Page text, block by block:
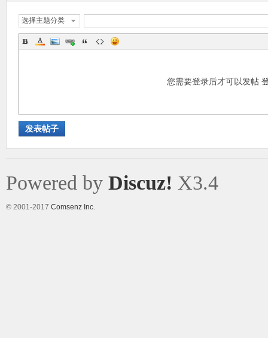
选择主题分类
您需要登录后才可以发帖
发表帖子
Powered by Discuz! X3.4
© 2001-2017 Comsenz Inc.